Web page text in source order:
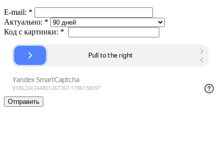
E-mail: *
Актуально: *
Код с картинки: *